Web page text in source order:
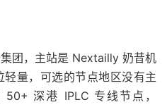
团，主站是 Nextailly 奶昔机
量，可选的节点地区没有主
深港 IPLC 专线节点，